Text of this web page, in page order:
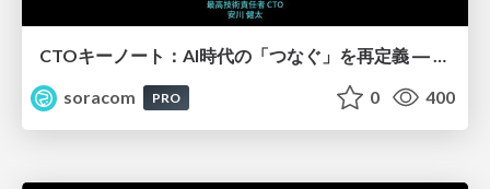
soracom
PRO 0 400